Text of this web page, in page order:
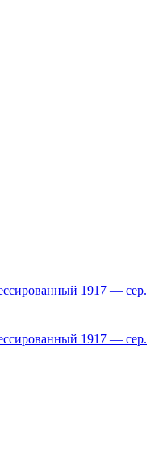
1917 — сер.
1917 — сер.